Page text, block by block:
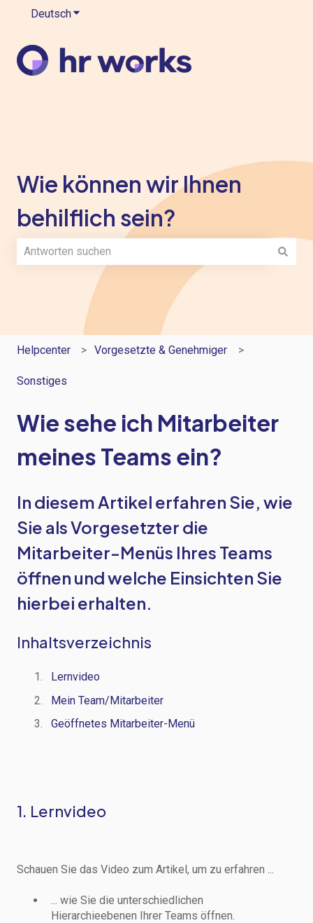
DeutschUntermenü für Übersetzungen anzeigen
Wie können wir Ihnen
behilflich sein?
Es gibt keine Vorschläge, da das Suchfeld leer ist.
Helpcenter Vorgesetzte & Genehmiger
Sonstiges
Wie sehe ich Mitarbeiter
meines Teams ein?
In diesem Artikel erfahren Sie, wie
Sie als Vorgesetzter die
Mitarbeiter-Menüs Ihres Teams
öffnen und welche Einsichten Sie
hierbei erhalten.
Inhaltsverzeichnis
Lernvideo
Mein Team/Mitarbeiter
Geöffnetes Mitarbeiter-Menü
1. Lernvideo
Schauen Sie das Video zum Artikel, um zu erfahren ...
... wie Sie die unterschiedlichen
Hierarchieebenen Ihrer Teams öffnen.